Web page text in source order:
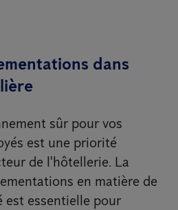
dans
sûr pour vos
est une priorité
de l'hôtellerie. La
en matière de
est essentielle pour